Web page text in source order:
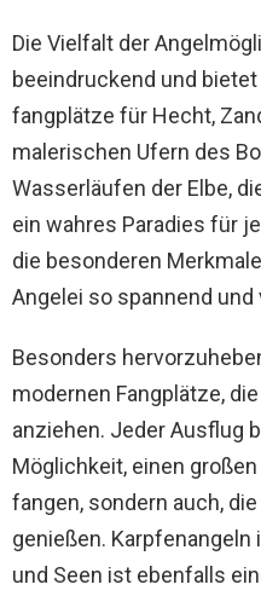
Die Vielfalt der
beeindruckend und
fangplätze für Hecht,
malerischen Ufern des
Wasserläufen der Elbe,
ein wahres Paradies für
die besonderen
Angelei so spannend und
Besonders
modernen Fangplätze,
anziehen. Jeder Ausflug
Möglichkeit, einen
fangen, sondern auch,
genießen.
und Seen ist ebenfalls